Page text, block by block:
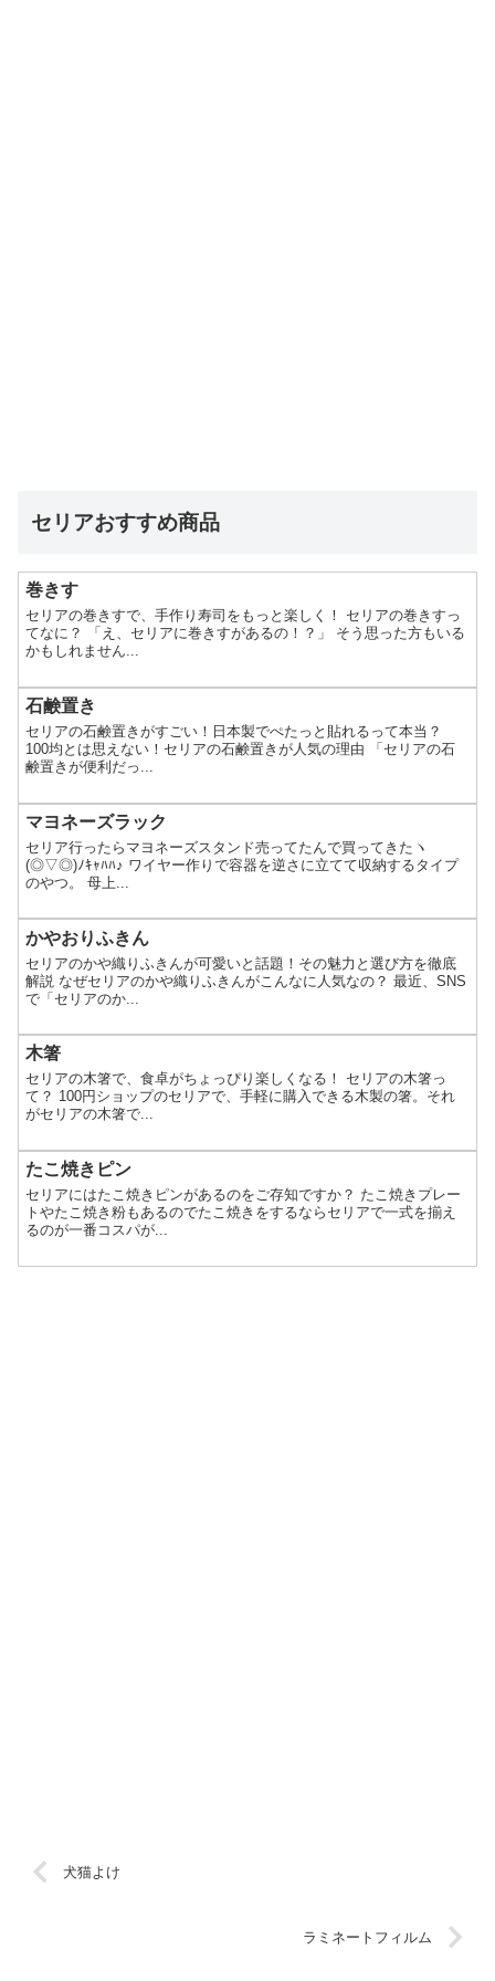
セリアおすすめ商品
巻きす
セリアの巻きすで、手作り寿司をもっと楽しく！ セリアの巻きすっ
てなに？ 「え、セリアに巻きすがあるの！？」 そう思った方もいる
かもしれません...
石鹸置き
セリアの石鹸置きがすごい！日本製でぺたっと貼れるって本当？
100均とは思えない！セリアの石鹸置きが人気の理由 「セリアの石
鹸置きが便利だっ...
マヨネーズラック
セリア行ったらマヨネーズスタンド売ってたんで買ってきたヽ
(◎▽◎)ﾉｷｬﾊﾊ♪ ワイヤー作りで容器を逆さに立てて収納するタイプ
のやつ。 母上...
かやおりふきん
セリアのかや織りふきんが可愛いと話題！その魅力と選び方を徹底
解説 なぜセリアのかや織りふきんがこんなに人気なの？ 最近、SNS
で「セリアのか...
木箸
セリアの木箸で、食卓がちょっぴり楽しくなる！ セリアの木箸っ
て？ 100円ショップのセリアで、手軽に購入できる木製の箸。それ
がセリアの木箸で...
たこ焼きピン
セリアにはたこ焼きピンがあるのをご存知ですか？ たこ焼きプレー
トやたこ焼き粉もあるのでたこ焼きをするならセリアで一式を揃え
るのが一番コスパが...
犬猫よけ
ラミネートフィルム